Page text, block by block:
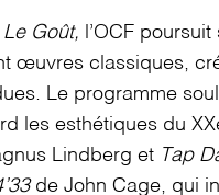
Le Goût, l’OCF
œuvres classiques,
Le programme
les esthétiques du
Lindberg et Tap
de John Cage, qui